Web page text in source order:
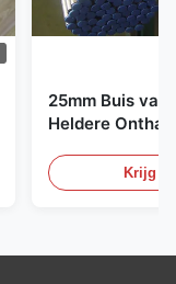
25mm Buis
Heldere
SystemenKrijg